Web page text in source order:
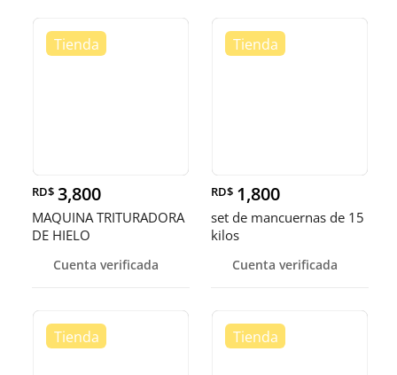
RD$ 3,800
MAQUINA TRITURADORA
DE HIELO
Cuenta verificada
RD$ 1,800
set de mancuernas de 15
kilos
Cuenta verificada